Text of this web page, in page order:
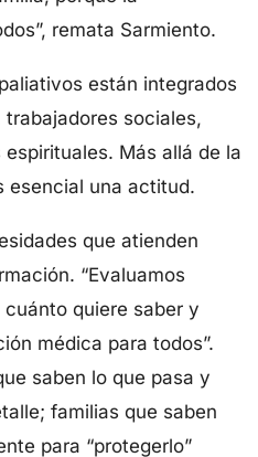
remata Sarmiento.
están integrados
sociales,
Más allá de la
esencial una actitud.
que atienden
“Evaluamos
quiere saber y
médica para todos”.
saben lo que pasa y
familias que saben
para “protegerlo”